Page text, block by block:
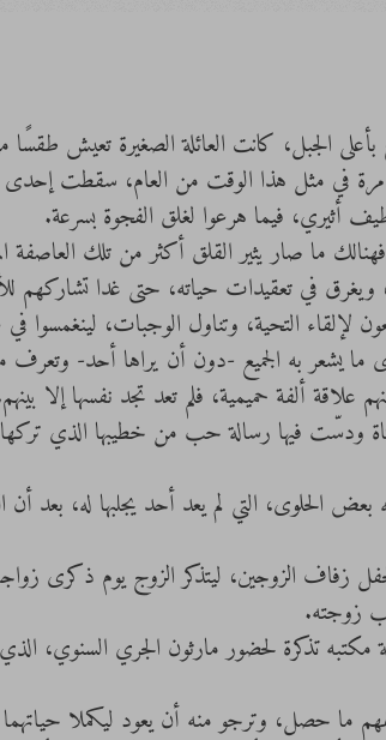
بأعلى الجبل، كانت العائلة الصغيرة تعيش
في مثل هذا الوقت من العام، سقطت إحدى
أثيري، فيما هرعوا لغلق الفجوة بسرعة.
ما صار يثير القلق أكثر من تلك
ويغرق في تعقيدات حياته، حتى غدا تشاركهم
لإلقاء التحية، وتناول الوجبات، لينغمسوا في
يشعر به الجميع -دون أن يراها أحد- وتعرف
ألفة حميمية، فلم تعد تجد نفسها إلا
ودسّت فيها رسالة حب من خطيبها الذي
الحلوى، التي لم يعد أحد يجلبها له، بعد أن
الزوجين، ليتذكر الزوج يوم ذكرى
زوجته.
تذكرة لحضور مارثون الجري السنوي،
ما حصل، وترجو منه أن يعود ليكملا